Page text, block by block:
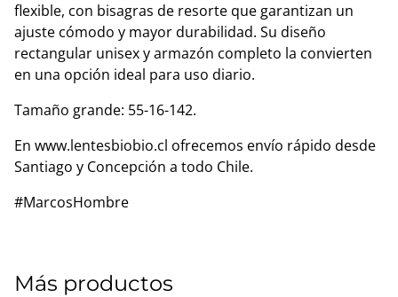
flexible, con bisagras de resorte que garantizan un
ajuste cómodo y mayor durabilidad. Su diseño
rectangular unisex y armazón completo la convierten
en una opción ideal para uso diario.
Tamaño grande: 55-16-142.
En www.lentesbiobio.cl ofrecemos envío rápido desde
Santiago y Concepción a todo Chile.
#MarcosHombre
Más productos